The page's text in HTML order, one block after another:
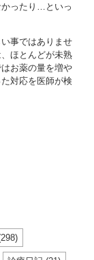
かったり…といっ
事ではありませ
ほとんどが未熟
お薬の量を増や
対応を医師が検